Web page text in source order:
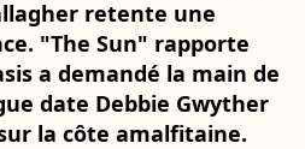
retente une
"The Sun" rapporte
a demandé la main de
date Debbie Gwyther
la côte amalfitaine.